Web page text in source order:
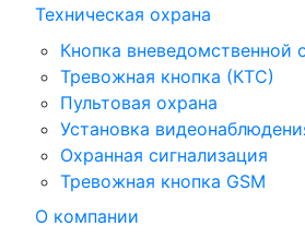
Техническая охрана
Кнопка вневедомственной
Тревожная кнопка (КТС)
Пультовая охрана
Установка
Охранная сигнализация
Тревожная кнопка GSM
О компании